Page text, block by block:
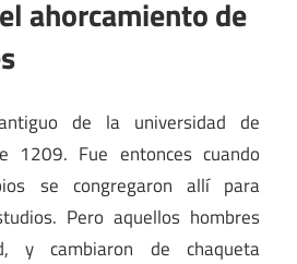
ahorcamiento de
de la universidad de
1209. Fue entonces cuando
se congregaron allí para
Pero aquellos hombres
y cambiaron de chaqueta